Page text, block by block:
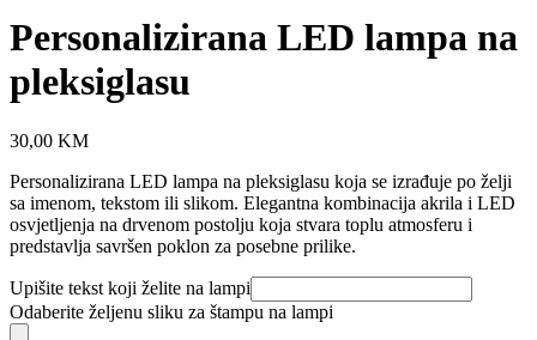
Personalizirana LED lampa na
pleksiglasu
30,00 KM
Personalizirana LED lampa na pleksiglasu koja se izrađuje po želji
sa imenom, tekstom ili slikom. Elegantna kombinacija akrila i LED
osvjetljenja na drvenom postolju koja stvara toplu atmosferu i
predstavlja savršen poklon za posebne prilike.
Upišite tekst koji želite na lampi
Odaberite željenu sliku za štampu na lampi